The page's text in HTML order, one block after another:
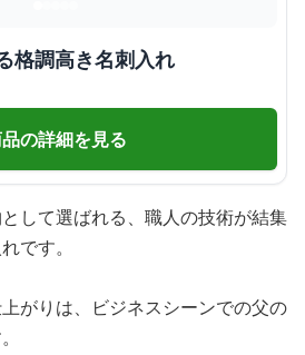
格調高き名刺入れ
の詳細を見る
して選ばれる、職人の技術が結集
です。
がりは、ビジネスシーンでの父の